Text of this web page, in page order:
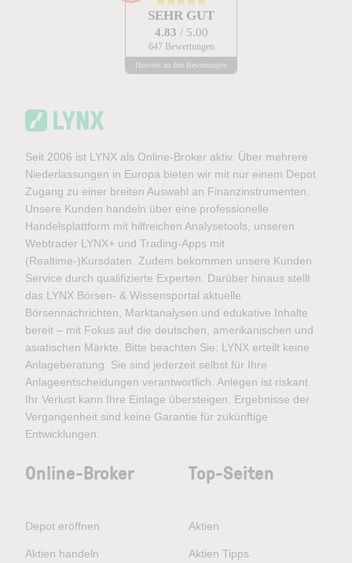
SEHR GUT
4.83 / 5.00
647 Bewertungen
Hinweis zu den Bewertungen
Seit 2006 ist LYNX als Online-Broker aktiv. Über mehrere
Niederlassungen in Europa bieten wir mit nur einem Depot
Zugang zu einer breiten Auswahl an Finanzinstrumenten.
Unsere Kunden handeln über eine professionelle
Handelsplattform mit hilfreichen Analysetools, unseren
Webtrader LYNX+ und Trading-Apps mit
(Realtime-)Kursdaten. Zudem bekommen unsere Kunden
Service durch qualifizierte Experten. Darüber hinaus stellt
das LYNX Börsen- & Wissensportal aktuelle
Börsennachrichten, Marktanalysen und edukative Inhalte
bereit – mit Fokus auf die deutschen, amerikanischen und
asiatischen Märkte. Bitte beachten Sie: LYNX erteilt keine
Anlageberatung. Sie sind jederzeit selbst für Ihre
Anlageentscheidungen verantwortlich. Anlegen ist riskant.
Ihr Verlust kann Ihre Einlage übersteigen. Ergebnisse der
Vergangenheit sind keine Garantie für zukünftige
Entwicklungen.
Online-Broker
Depot eröffnen
Aktien handeln
Top-Seiten
Aktien
Aktien Tipps